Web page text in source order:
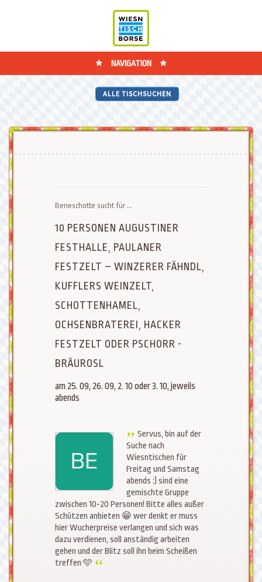
NAVIGATION
ALLE TISCHSUCHEN
Beneschotte sucht für ...
10 PERSONEN AUGUSTINER
FESTHALLE, PAULANER
FESTZELT – WINZERER FÄHNDL,
KUFFLERS WEINZELT,
SCHOTTENHAMEL,
OCHSENBRATEREI, HACKER
FESTZELT ODER PSCHORR -
BRÄUROSL
am 25. 09, 26. 09, 2. 10 oder 3. 10, jeweils
abends
Servus, bin auf der
Suche nach
Wiesntischen für
Freitag und Samstag
abends :) sind eine
gemischte Gruppe
zwischen 10-20 Personen! Bitte alles außer
Schützen anbieten 😁 wer denkt er muss
hier Wucherpreise verlangen und sich was
dazu verdienen, soll anständig arbeiten
gehen und der Blitz soll ihn beim Scheißen
treffen 🩵